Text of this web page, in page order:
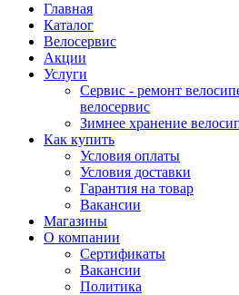
Главная
Каталог
Велосервис
Акции
Услуги
Сервис - ремонт
велосервис
Зимнее хранение
Как купить
Условия оплаты
Условия доставки
Гарантия на товар
Вакансии
Магазины
О компании
Сертификаты
Вакансии
Политика